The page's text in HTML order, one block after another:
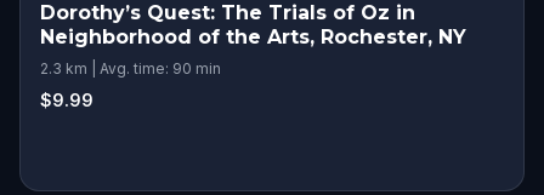
Dorothy’s Quest: The Trials of Oz in
Neighborhood of the Arts, Rochester, NY
2.3 km | Avg. time: 90 min
$9.99